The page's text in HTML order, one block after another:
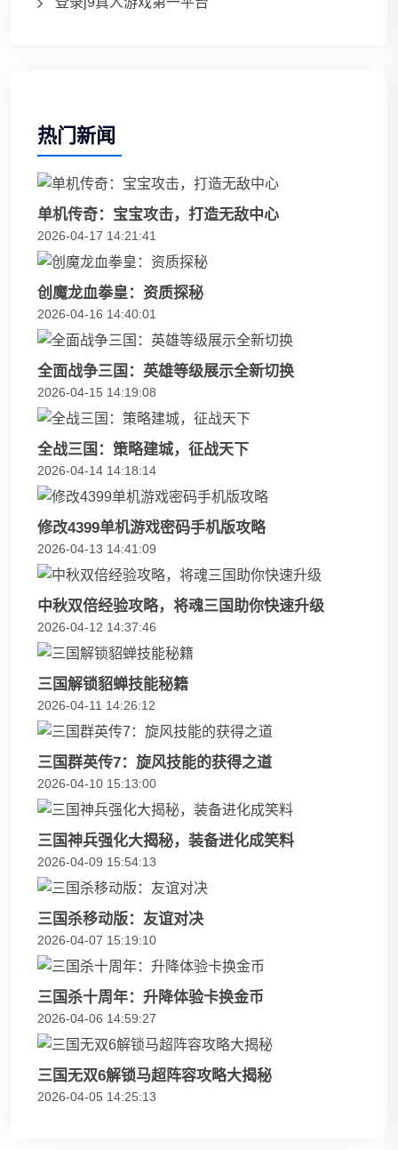
热门新闻
单机传奇：宝宝攻击，打造无敌中心
2026-04-17 14:21:41
创魔龙血拳皇：资质探秘
2026-04-16 14:40:01
全面战争三国：英雄等级展示全新切换
2026-04-15 14:19:08
全战三国：策略建城，征战天下
2026-04-14 14:18:14
修改4399单机游戏密码手机版攻略
2026-04-13 14:41:09
中秋双倍经验攻略，将魂三国助你快速升级
2026-04-12 14:37:46
三国解锁貂蝉技能秘籍
2026-04-11 14:26:12
三国群英传7：旋风技能的获得之道
2026-04-10 15:13:00
三国神兵强化大揭秘，装备进化成笑料
2026-04-09 15:54:13
三国杀移动版：友谊对决
2026-04-07 15:19:10
三国杀十周年：升降体验卡换金币
2026-04-06 14:59:27
三国无双6解锁马超阵容攻略大揭秘
2026-04-05 14:25:13